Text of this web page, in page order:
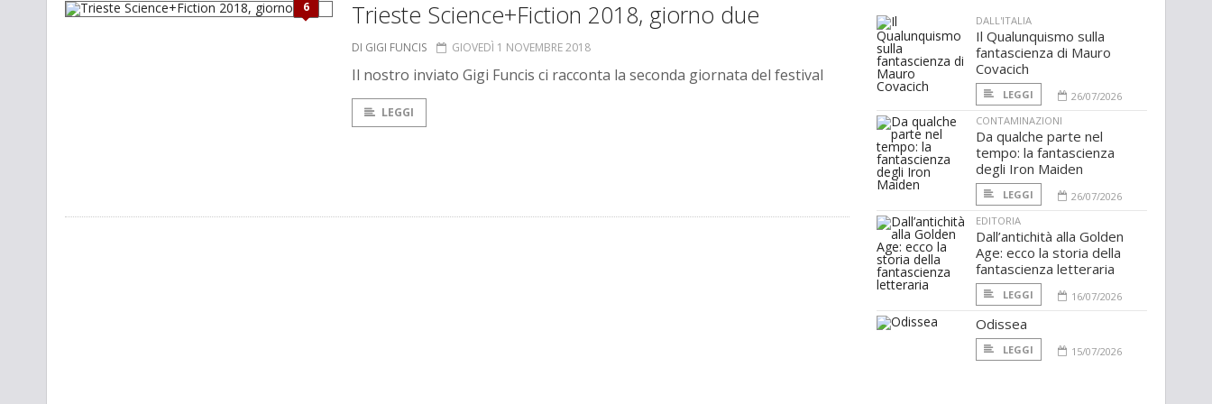
6 Trieste Science+Fiction 2018, giorno due
DI GIGI FUNCIS GIOVEDÌ 1 NOVEMBRE 2018
Il nostro inviato Gigi Funcis ci racconta la seconda giornata del festival
LEGGI
DALL'ITALIA
Il Qualunquismo sulla
fantascienza di Mauro
Covacich
LEGGI
26/07/2026
CONTAMINAZIONI
Da qualche parte nel
tempo: la fantascienza
degli Iron Maiden
LEGGI
26/07/2026
EDITORIA
Dall’antichità alla Golden
Age: ecco la storia della
fantascienza letteraria
LEGGI 16/07/2026
Odissea
LEGGI 15/07/2026